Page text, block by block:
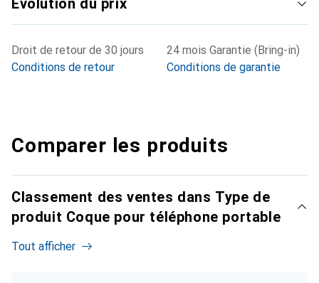
Évolution du prix
Droit de retour de 30 jours
Conditions de retour
24 mois Garantie (Bring-in)
Conditions de garantie
Comparer les produits
Classement des ventes dans Type de
produit Coque pour téléphone portable
Tout afficher